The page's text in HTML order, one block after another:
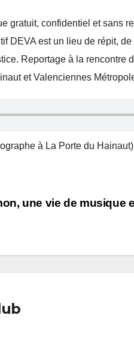
gratuit, confidentiel et sans
DEVA est un lieu de répit,
Reportage à la
et Valenciennes
à La Porte du Hainaut)
une vie de musique